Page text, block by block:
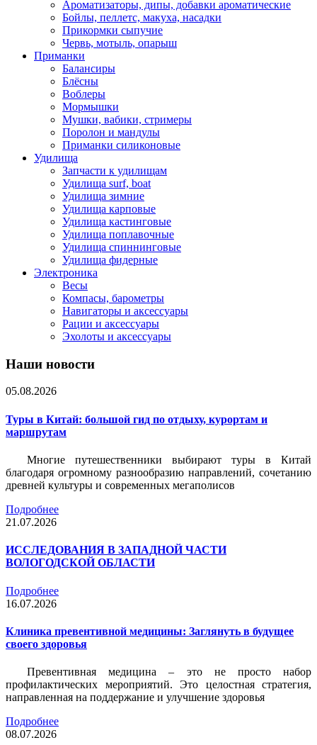
Ароматизаторы, дипы, добавки ароматические
Бойлы, пеллетс, макуха, насадки
Прикормки сыпучие
Червь, мотыль, опарыш
Приманки
Балансиры
Блёсны
Воблеры
Мормышки
Мушки, вабики, стримеры
Поролон и мандулы
Приманки силиконовые
Удилища
Запчасти к удилищам
Удилища surf, boat
Удилища зимние
Удилища карповые
Удилища кастинговые
Удилища поплавочные
Удилища спиннинговые
Удилища фидерные
Электроника
Весы
Компасы, барометры
Навигаторы и аксессуары
Рации и аксессуары
Эхолоты и аксессуары
Наши новости
05.08.2026
Туры в Китай: большой гид по отдыху, курортам и
маршрутам
Многие путешественники выбирают туры в Китай
благодаря огромному разнообразию направлений, сочетанию
древней культуры и современных мегаполисов
Подробнее
21.07.2026
ИССЛЕДОВАНИЯ В ЗАПАДНОЙ ЧАСТИ
ВОЛОГОДСКОЙ ОБЛАСТИ
Подробнее
16.07.2026
Клиника превентивной медицины: Заглянуть в будущее
своего здоровья
Превентивная медицина – это не просто набор
профилактических мероприятий. Это целостная стратегия,
направленная на поддержание и улучшение здоровья
Подробнее
08.07.2026